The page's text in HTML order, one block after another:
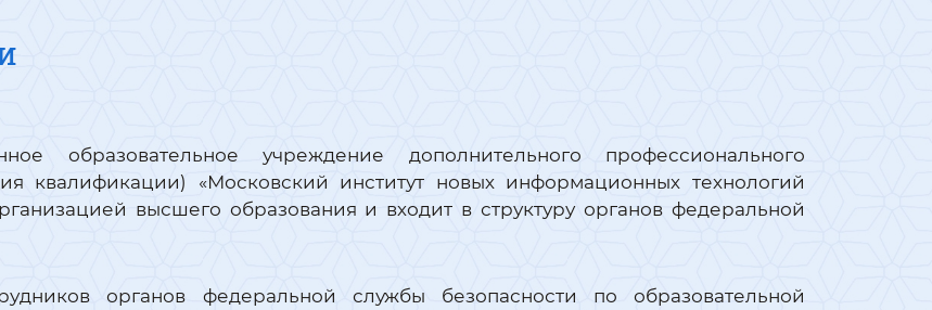
образовательное учреждение дополнительного профессионального
квалификации) «Московский институт новых информационных технологий
высшего образования и входит в структуру органов федеральной
органов федеральной службы безопасности по образовательной